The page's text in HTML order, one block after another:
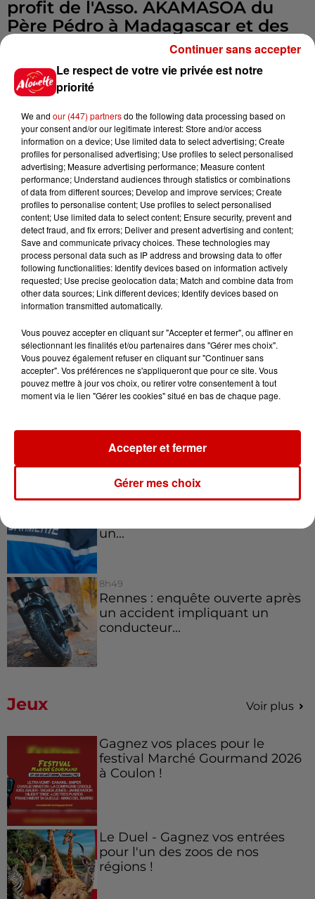
profit de l'Asso. AKAMASOA du
Père Pédro à Madagascar et des
enfants d'AKAMASOA. L'intégralité
des bénéfices seront reversés aux
œuvres du Père Pédro. Le Pass
Sanitaire sera exigé à partie de 12
ans. Ouverture des portes dés
12h30. Pas de réservation. Accueil
de 700 per. maxi.
Dimanche 14 novembre, 14 h, Le
Puy du Fou, Café de la Madelon,
Les Epesses. Gratuit. Contact : 06
32 63 48 01,
Infos
Voir plus
12h41
La comédienne rochefortaise
Dominique Frot est décédée
11h12
10h20
Incendies suspects en Deux-
un...
8h49
Rennes : enquête ouverte après
un accident impliquant un
conducteur...
Jeux Voir plus
Gagnez vos places pour le
festival Marché Gourmand 2026
à Coulon !
Le Duel - Gagnez vos entrées
pour l'un des zoos de nos
régions !
Le respect de votre vie privée est notre
priorité
We and our (447) partnersdo the following data processing based on
your consent and/or our legitimate interest: Store and/or access
information on a device; Use limited data to select advertising; Create
profiles for personalised advertising; Use profiles to select personalised
advertising; Measure advertising performance; Measure content
performance; Understand audiences through statistics or combinations
of data from different sources; Develop and improve services; Create
profiles to personalise content; Use profiles to select personalised
content; Use limited data to select content; Ensure security, prevent and
detect fraud, and fix errors; Deliver and present advertising and content;
Save and communicate privacy choices. These technologies may
process personal data such as IP address and browsing data to offer
following functionalities: Identify devices based on information actively
requested; Use precise geolocation data; Match and combine data from
other data sources; Link different devices; Identify devices based on
information transmitted automatically.
Vous pouvez accepter en cliquant sur "Accepter et fermer", ou affiner en
sélectionnant les finalités et/ou partenaires dans "Gérer mes choix".
Vous pouvez également refuser en cliquant sur "Continuer sans
accepter". Vos préférences ne s'appliqueront que pour ce site. Vous
pouvez mettre à jour vos choix, ou retirer votre consentement à tout
moment via le lien "Gérer les cookies" situé en bas de chaque page.
Gérer mes choix
Accepter et fermer
Continuer sans accepter